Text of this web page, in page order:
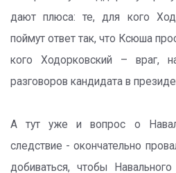
дают плюса: те, для кого
поймут ответ так, что Ксюша
кого Ходорковский – враг,
разговоров кандидата в
А тут уже и вопрос о
следствие - окончательно
добиваться, чтобы